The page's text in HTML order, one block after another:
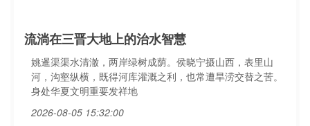
流淌在三晋大地上的治水智慧
姚暹渠渠水清澈，两岸绿树成荫。侯晓宁摄山西，表里山
河，沟壑纵横，既得河库灌溉之利，也常遭旱涝交替之苦。
身处华夏文明重要发祥地
2026-08-05 15:32:00